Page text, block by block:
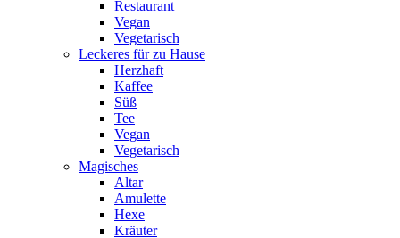
Restaurant
Vegan
Vegetarisch
Leckeres für zu Hause
Herzhaft
Kaffee
Süß
Tee
Vegan
Vegetarisch
Magisches
Altar
Amulette
Hexe
Kräuter